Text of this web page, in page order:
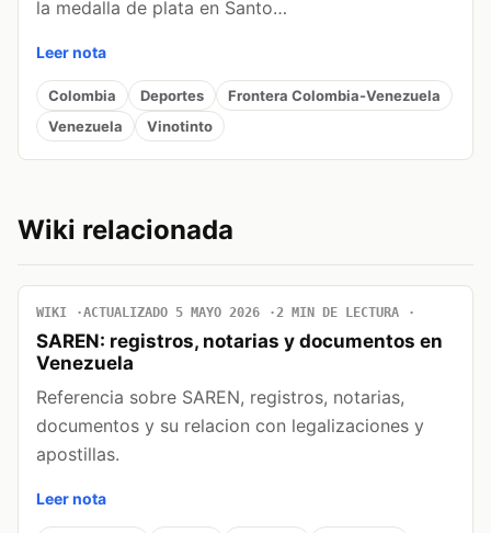
la medalla de plata en Santo…
Leer nota
Colombia Deportes
Frontera Colombia-Venezuela
Venezuela
Vinotinto
Wiki relacionada
WIKI ACTUALIZADO 5 MAYO 2026 2 MIN DE LECTURA
SAREN: registros, notarias y documentos en
Venezuela
Referencia sobre SAREN, registros, notarias,
documentos y su relacion con legalizaciones y
apostillas.
Leer nota